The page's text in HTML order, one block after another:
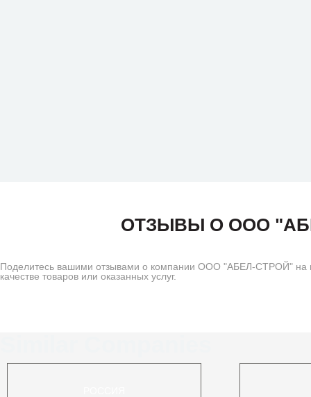
ОТЗЫВЫ О ООО
Поделитесь вашими отзывами о компании ООО "АБЕЛ-СТРОЙ"
качестве товаров или оказанных услуг.